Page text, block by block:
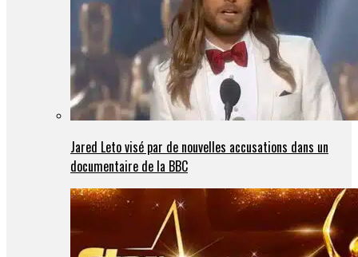
Jared Leto visé par de nouvelles accusations dans un
documentaire de la BBC